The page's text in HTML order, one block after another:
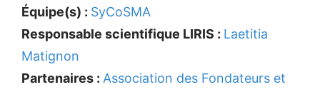
Équipe(s) : SyCoSMA
Responsable scientifique LIRIS : Laetitia
Matignon
Partenaires : Association des Fondateurs et